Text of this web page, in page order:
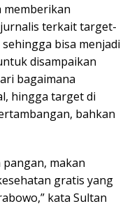
memberikan
terkait target-
bisa menjadi
disampaikan
bagaimana
hingga target di
bahkan
makan
gratis yang
kata Sultan